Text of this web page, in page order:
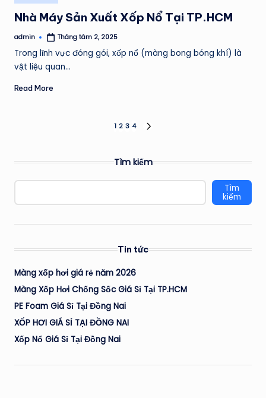
in
Nhà Máy Sản Xuất Xốp Nổ Tại TP.HCM
Posted
admin Tháng tám 2, 2025
Trong lĩnh vực đóng gói, xốp nổ (màng bong bóng khí) là
vật liệu quan…
Read More
bài
viết
1 2 3 4
Tìm kiếm
Tìm
kiếm
Tin tức
Màng xốp hơi giá rẻ năm 2026
Màng Xốp Hơi Chống Sốc Giá Sỉ Tại TP.HCM
PE Foam Giá Sỉ Tại Đồng Nai
XỐP HƠI GIÁ SỈ TẠI ĐỒNG NAI
Xốp Nổ Giá Sỉ Tại Đồng Nai